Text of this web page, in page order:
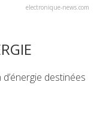
electronique-news.com
destinées